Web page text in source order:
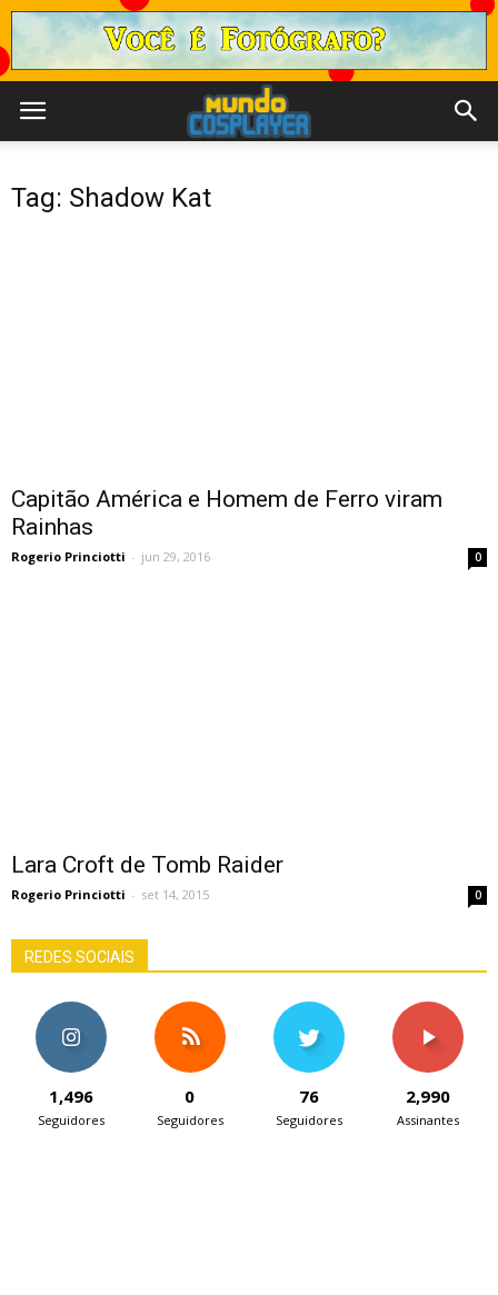
Tag: Shadow Kat
Capitão América e Homem de Ferro viram
Rainhas
Rogerio Princiotti - jun 29, 2016 0
Lara Croft de Tomb Raider
Rogerio Princiotti - set 14, 2015 0
REDES SOCIAIS
1,496
Seguidores
0
Seguidores
76
Seguidores
2,990
Assinantes